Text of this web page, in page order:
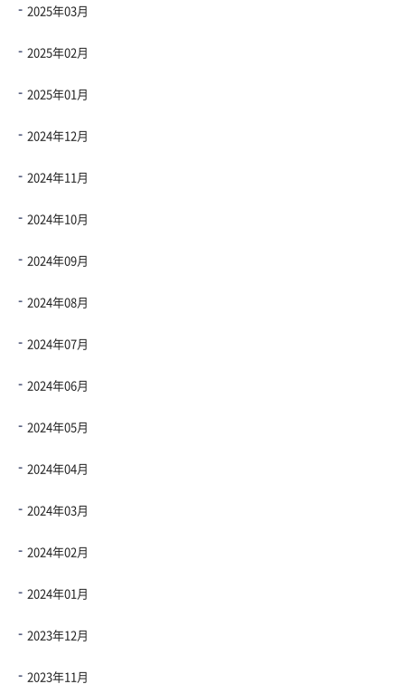
2025年03月
2025年02月
2025年01月
2024年12月
2024年11月
2024年10月
2024年09月
2024年08月
2024年07月
2024年06月
2024年05月
2024年04月
2024年03月
2024年02月
2024年01月
2023年12月
2023年11月